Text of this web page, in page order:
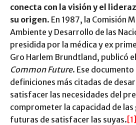
conecta con la visión y el
su origen. En 1987, la Comisión
Ambiente y Desarrollo de las
presidida por la médica y ex
Gro Harlem Brundtland, publicó
Common Future. Ese
definiciones más citadas de
satisfacer las necesidades del
comprometer la capacidad de las
futuras de satisfacer las suyas. [1]